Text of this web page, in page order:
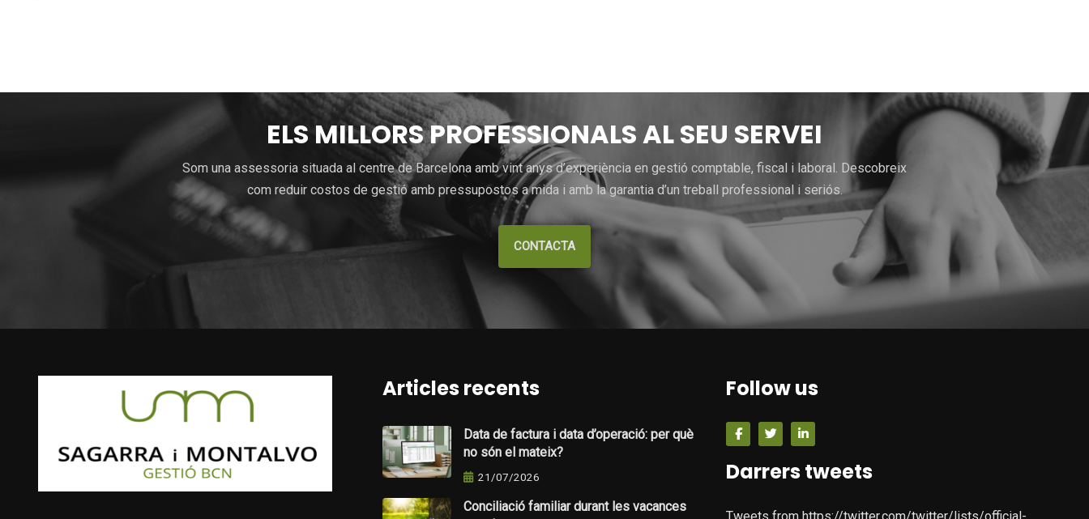
ELS MILLORS PROFESSIONALS AL SEU SERVEI
Som una assessoria situada al centre de Barcelona amb vint anys d’experiència en gestió comptable, fiscal i laboral. Descobreix
com reduir costos de gestió amb pressupostos a mida i amb la garantia d’un treball professional i seriós.
CONTACTA
Articles recents
Data de factura i data d’operació: per què
no són el mateix?
21/07/2026
Conciliació familiar durant les vacances
Follow us
Darrers tweets